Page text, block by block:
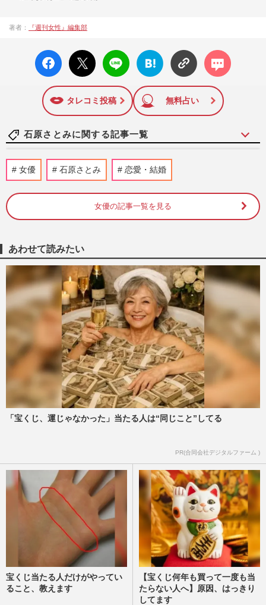
著者： 『週刊女性』編集部
facebo
ok い
X ポス
ト
LINE
はてな
ブック
に追加
コメン
ト
タレコミ投稿 無料占い
石原さとみに関する記事一覧
《好きなCMランキングTOP10》石原さと
みの『すき家』、長澤まさみの
週刊女性2026年6月30日号 2026/6/29
石原さとみ、広末涼子、長谷川京子、昭和
は薄い唇、平成はぷっくりリップからの
「ゆらぎある唇」唇の“トレ…
週刊女性PRIME 2025/8/11
田中圭「石原さとみにも叱られ…」泥酔騒
動・永野芽郁との不倫疑惑、相次ぐトラブ
ルの裏に“最愛の人”との…
週刊女性2025年6月10日号
石原さとみ、田中圭にがっつく永野芽郁に
釘刺す画像が拡散して株爆上がり「優秀す
ぎる」「勘がよすぎる」の…
妊娠の芸能人が急増！“ママタレ戦国時
代”でも高齢出産ラッシュの…
週刊女性2025年4月8日号 2025/3/29
女優 石原さとみ 恋愛・結婚
女優の記事一覧を見る
あわせて読みたい
「宝くじ、運じゃなかった」当たる人は“同じこと”してる
PR(合同会社デジタルファーム )
宝くじ当たる人だけがやってい
ること、教えます
【宝くじ何年も買って一度も当
たらない人へ】原因、はっきり
してます